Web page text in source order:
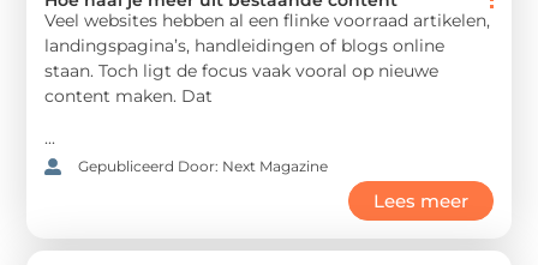
Veel websites hebben al een flinke voorraad artikelen,
landingspagina’s, handleidingen of blogs online
staan. Toch ligt de focus vaak vooral op nieuwe
content maken. Dat
...
Gepubliceerd Door: Next Magazine
Lees meer